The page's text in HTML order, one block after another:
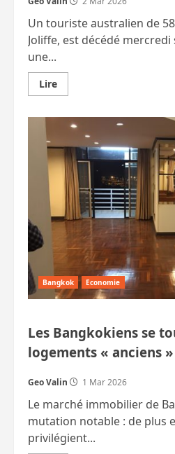
Un touriste australien de
Joliffe, est décédé
une...
LireEn
savoir
Australien
tué
un
Turc.
Délinquants
britanniques
arrêtés,
un
autre
est
décédé.
Etc.
Bangkok Economie
Les Bangkokiens se
logements « anciens »
Geo Valin 1 Mar 2026
Le marché immobilier de
mutation notable : de plus
privilégient...